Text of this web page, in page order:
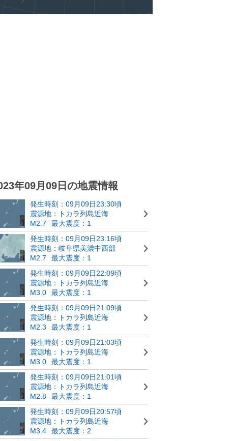
年09月09日の地震情報
発生時刻：09月09日23:30頃
震源地：トカラ列島近海
M2.7
最大震度：1
発生時刻：09月09日23:16頃
震源地：岐阜県美濃中西部
M2.7
最大震度：1
発生時刻：09月09日22:09頃
震源地：トカラ列島近海
M3.0
最大震度：1
発生時刻：09月09日21:09頃
震源地：トカラ列島近海
M2.3
最大震度：1
発生時刻：09月09日21:03頃
震源地：トカラ列島近海
M3.0
最大震度：1
発生時刻：09月09日21:01頃
震源地：トカラ列島近海
M2.8
最大震度：1
発生時刻：09月09日20:57頃
震源地：トカラ列島近海
M3.4
最大震度：2